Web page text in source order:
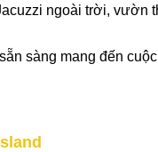
ngoài trời, vườn
sàng mang đến